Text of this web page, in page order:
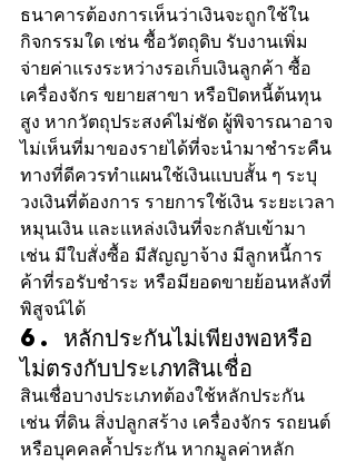
ธนาคารต้องการเห็นว่าเงินจะถูกใช้ใน
กิจกรรมใด เช่น ซื้อวัตถุดิบ รับงานเพิ่ม
จ่ายค่าแรงระหว่างรอเก็บเงินลูกค้า ซื้อ
เครื่องจักร ขยายสาขา หรือปิดหนี้ต้นทุน
สูง หากวัตถุประสงค์ไม่ชัด ผู้พิจารณาอาจ
ไม่เห็นที่มาของรายได้ที่จะนำมาชำระคืน
ทางที่ดีควรทำแผนใช้เงินแบบสั้น ๆ ระบุ
วงเงินที่ต้องการ รายการใช้เงิน ระยะเวลา
หมุนเงิน และแหล่งเงินที่จะกลับเข้ามา
เช่น มีใบสั่งซื้อ มีสัญญาจ้าง มีลูกหนี้การ
ค้าที่รอรับชำระ หรือมียอดขายย้อนหลังที่
พิสูจน์ได้
6. หลักประกันไม่เพียงพอหรือ
ไม่ตรงกับประเภทสินเชื่อ
สินเชื่อบางประเภทต้องใช้หลักประกัน
เช่น ที่ดิน สิ่งปลูกสร้าง เครื่องจักร รถยนต์
หรือบุคคลค้ำประกัน หากมูลค่าหลัก